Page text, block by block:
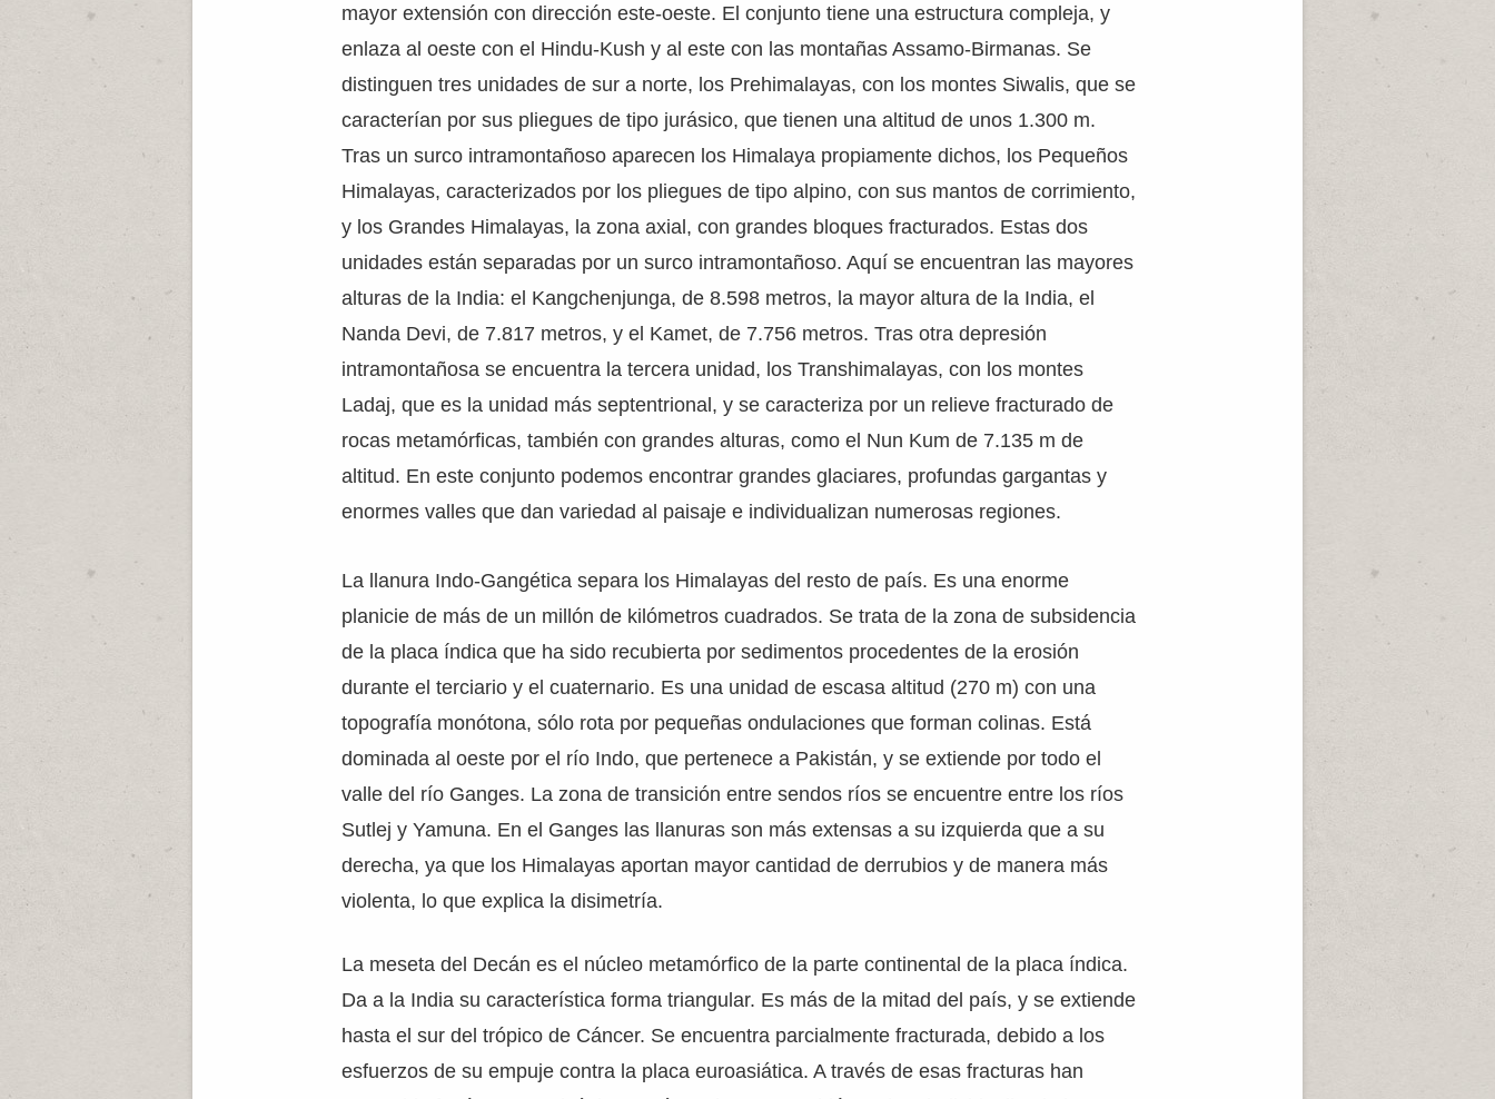
mayor extensión con dirección este-oeste. El conjunto tiene una estructura compleja, y
enlaza al oeste con el Hindu-Kush y al este con las montañas Assamo-Birmanas. Se
distinguen tres unidades de sur a norte, los Prehimalayas, con los montes Siwalis, que se
caracterían por sus pliegues de tipo jurásico, que tienen una altitud de unos 1.300 m.
Tras un surco intramontañoso aparecen los Himalaya propiamente dichos, los Pequeños
Himalayas, caracterizados por los pliegues de tipo alpino, con sus mantos de corrimiento,
y los Grandes Himalayas, la zona axial, con grandes bloques fracturados. Estas dos
unidades están separadas por un surco intramontañoso. Aquí se encuentran las mayores
alturas de la India: el Kangchenjunga, de 8.598 metros, la mayor altura de la India, el
Nanda Devi, de 7.817 metros, y el Kamet, de 7.756 metros. Tras otra depresión
intramontañosa se encuentra la tercera unidad, los Transhimalayas, con los montes
Ladaj, que es la unidad más septentrional, y se caracteriza por un relieve fracturado de
rocas metamórficas, también con grandes alturas, como el Nun Kum de 7.135 m de
altitud. En este conjunto podemos encontrar grandes glaciares, profundas gargantas y
enormes valles que dan variedad al paisaje e individualizan numerosas regiones.
La llanura Indo-Gangética separa los Himalayas del resto de país. Es una enorme
planicie de más de un millón de kilómetros cuadrados. Se trata de la zona de subsidencia
de la placa índica que ha sido recubierta por sedimentos procedentes de la erosión
durante el terciario y el cuaternario. Es una unidad de escasa altitud (270 m) con una
topografía monótona, sólo rota por pequeñas ondulaciones que forman colinas. Está
dominada al oeste por el río Indo, que pertenece a Pakistán, y se extiende por todo el
valle del río Ganges. La zona de transición entre sendos ríos se encuentre entre los ríos
Sutlej y Yamuna. En el Ganges las llanuras son más extensas a su izquierda que a su
derecha, ya que los Himalayas aportan mayor cantidad de derrubios y de manera más
violenta, lo que explica la disimetría.
La meseta del Decán es el núcleo metamórfico de la parte continental de la placa índica.
Da a la India su característica forma triangular. Es más de la mitad del país, y se extiende
hasta el sur del trópico de Cáncer. Se encuentra parcialmente fracturada, debido a los
esfuerzos de su empuje contra la placa euroasiática. A través de esas fracturas han